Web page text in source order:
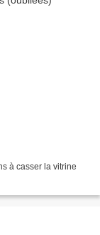
à casser la vitrine